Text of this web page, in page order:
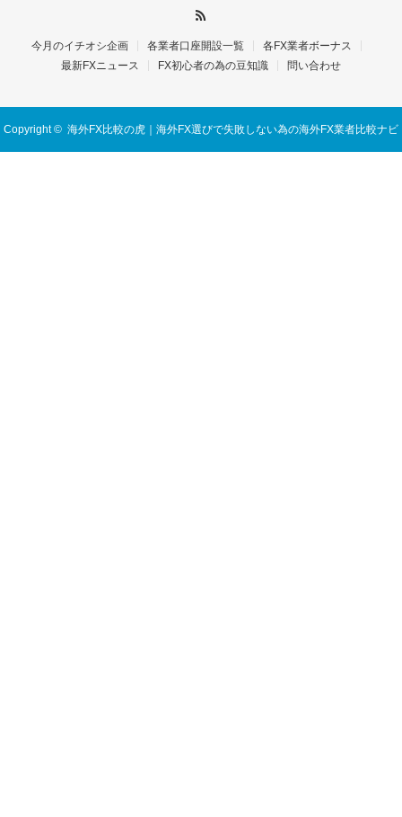
今月のイチオシ企画 各業者口座開設一覧
各FX業者ボーナス
最新FXニュース
FX初心者の為の豆知識 問い合わせ
Copyright © 海外FX比較の虎｜海外FX選びで失敗しない為の海外FX業者比較ナビ